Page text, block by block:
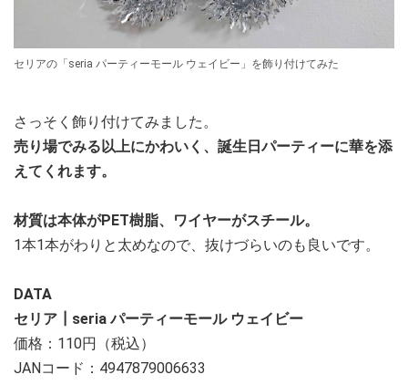
セリアの「seria パーティーモール ウェイビー」を飾り付けてみた
さっそく飾り付けてみました。
売り場でみる以上にかわいく、誕生日パーティーに華を添
えてくれます。
材質は本体がPET樹脂、ワイヤーがスチール。
1本1本がわりと太めなので、抜けづらいのも良いです。
DATA
セリア┃seria パーティーモール ウェイビー
価格：110円（税込）
JANコード：4947879006633